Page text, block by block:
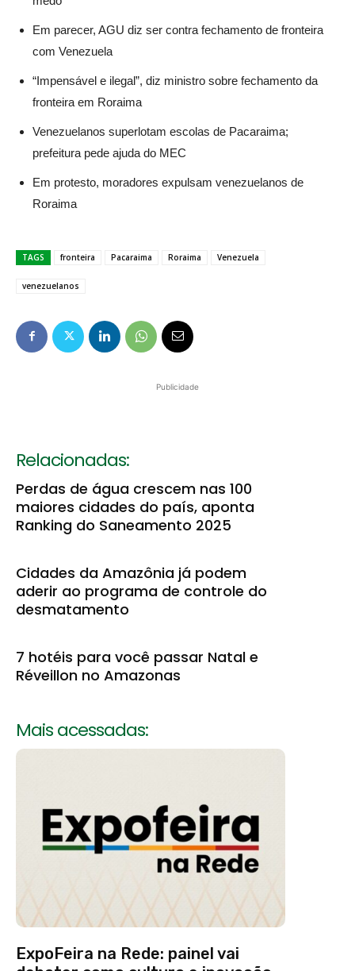
Em parecer, AGU diz ser contra fechamento de fronteira
com Venezuela
“Impensável e ilegal”, diz ministro sobre fechamento da
fronteira em Roraima
Venezuelanos superlotam escolas de Pacaraima;
prefeitura pede ajuda do MEC
Em protesto, moradores expulsam venezuelanos de
Roraima
TAGS fronteira Pacaraima Roraima Venezuela
venezuelanos
Publicidade
Relacionadas:
Perdas de água crescem nas 100
maiores cidades do país, aponta
Ranking do Saneamento 2025
Cidades da Amazônia já podem
aderir ao programa de controle do
desmatamento
7 hotéis para você passar Natal e
Réveillon no Amazonas
Mais acessadas:
ExpoFeira na Rede: painel vai